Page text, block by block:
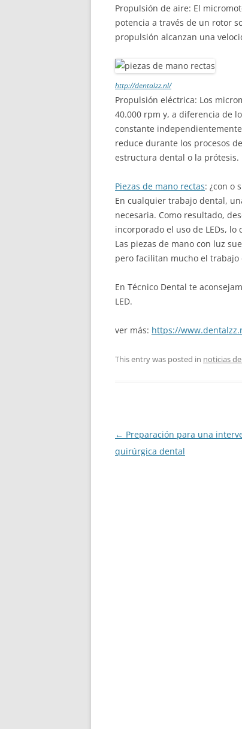
Propulsión de aire: El
potencia a través de un rotor
propulsión alcanzan una
http://dentalzz.nl/
Propulsión eléctrica: Los
40.000 rpm y, a diferencia de
constante
reduce durante los procesos
estructura dental o la prótesis.
Piezas de mano rectas: ¿con o
En cualquier trabajo dental,
necesaria. Como resultado,
incorporado el uso de LEDs,
Las piezas de mano con luz
pero facilitan mucho el trabajo
En Técnico Dental te
LED.
ver más: https://
This entry was posted in noticias
Post
navigation
← Preparación para una
quirúrgica dental